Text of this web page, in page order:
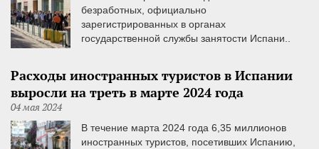
безработных, официально
зарегистрированных в органах
государственной службы занятости Испани..
Расходы иностранных туристов в Испании
выросли на треть в марте 2024 года
04 мая 2024
В течение марта 2024 года 6,35 миллионов
иностранных туристов, посетивших Испанию,